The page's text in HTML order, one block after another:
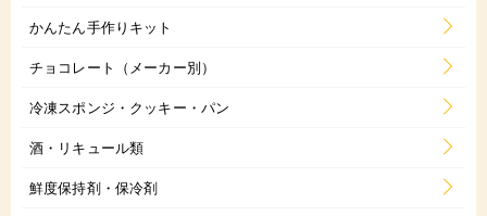
かんたん手作りキット
チョコレート（メーカー別）
冷凍スポンジ・クッキー・パン
酒・リキュール類
鮮度保持剤・保冷剤